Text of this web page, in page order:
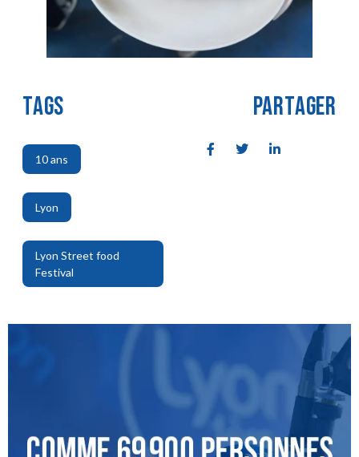
TAGS
10 ans
,
Lyon
,
Lyon Street food
Festival
PARTAGER